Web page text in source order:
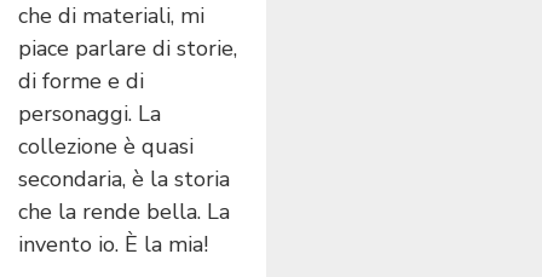
che di materiali, mi
piace parlare di storie,
di forme e di
personaggi. La
collezione è quasi
secondaria, è la storia
che la rende bella. La
invento io. È la mia!